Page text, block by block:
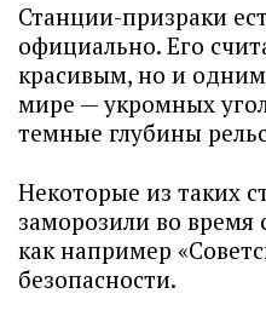
Станции-призраки
официально. Его
красивым, но и
мире — укромных
темные глубины
Некоторые из таких
заморозили во время
как например
безопасности.